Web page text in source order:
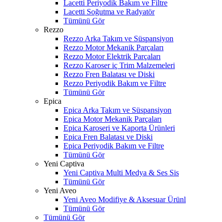
Lacetti Periyodik Bakım ve Filtre
Lacetti Soğutma ve Radyatör
Tümünü Gör
Rezzo
Rezzo Arka Takım ve Süspansiyon
Rezzo Motor Mekanik Parçaları
Rezzo Motor Elektrik Parçaları
Rezzo Karoser iç Trim Malzemeleri
Rezzo Fren Balatası ve Diski
Rezzo Periyodik Bakım ve Filtre
Tümünü Gör
Epica
Epica Arka Takım ve Süspansiyon
Epica Motor Mekanik Parçaları
Epica Karoseri ve Kaporta Ürünleri
Epica Fren Balatası ve Diski
Epica Periyodik Bakım ve Filtre
Tümünü Gör
Yeni Captiva
Yeni Captiva Multi Medya & Ses Sis
Tümünü Gör
Yeni Aveo
Yeni Aveo Modifiye & Aksesuar Ürünl
Tümünü Gör
Tümünü Gör